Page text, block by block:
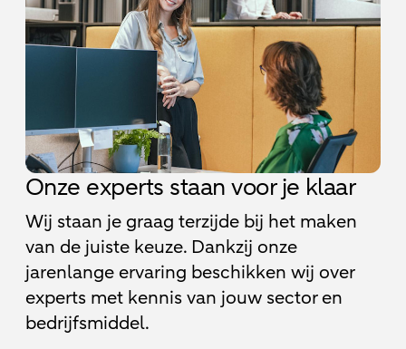
Onze experts staan voor je klaar
Wij staan je graag terzijde bij het maken
van de juiste keuze. Dankzij onze
jarenlange ervaring beschikken wij over
experts met kennis van jouw sector en
bedrijfsmiddel.